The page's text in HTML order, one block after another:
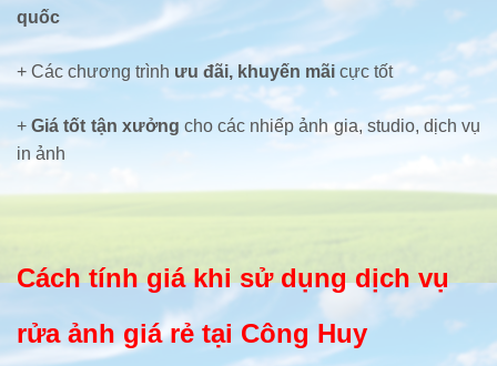
quốc
+ Các chương trình ưu đãi, khuyến mãi cực tốt
+Giá tốt tận xưởng cho các nhiếp ảnh gia, studio, dịch vụ
in ảnh
Cách tính giá khi sử dụng dịch vụ
rửa ảnh giá rẻ tại Công Huy